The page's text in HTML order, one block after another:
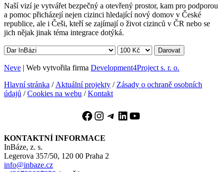
Naší vizí je vytvářet bezpečný a otevřený prostor, kam pro podporou
a pomoc přicházejí nejen cizinci hledající nový domov v České
republice, ale i Češi, kteří se zajímají o život cizinců v ČR nebo se
jich nějak jinak téma integrace dotýká.
Darovat
Neve | Web vytvořila firma Development4Project s. r. o.
Hlavní stránka / Aktuální projekty / Zásady o ochraně osobních
údajů /Cookies na webu /Kontakt
Facebook
Instagram
Telegram
LinkedIn
YouTube
KONTAKTNÍ INFORMACE
InBáze, z. s.
Legerova 357/50, 120 00 Praha 2
info@inbaze.cz